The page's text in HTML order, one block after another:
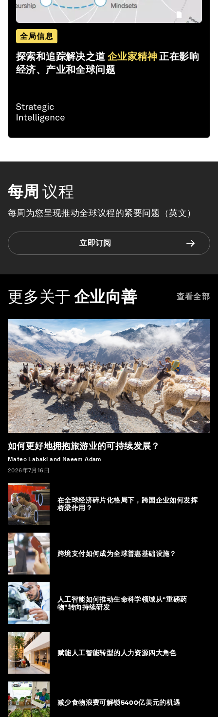
全局信息
探索和追踪解决之道企业家精神正在影响
经济、产业和全球问题
每周 议程
每周为您呈现推动全球议程的紧要问题（英文）
立即订阅
更多关于 企业向善 查看全部
如何更好地拥抱旅游业的可持续发展？
Mateo Labaki and Naeem Adam
2026年7月16日
在全球经济碎片化格局下，跨国企业如何发挥
桥梁作用？
跨境支付如何成为全球普惠基础设施？
人工智能如何推动生命科学领域从“重磅药
物”转向持续研发
赋能人工智能转型的人力资源四大角色
减少食物浪费可解锁5400亿美元的机遇